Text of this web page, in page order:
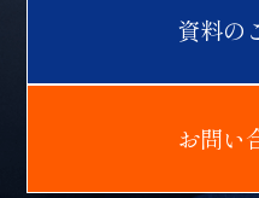
資料の
お問い